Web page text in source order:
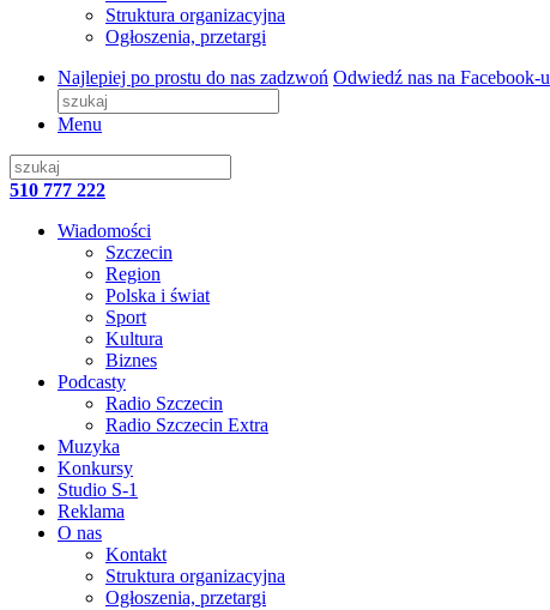
Struktura organizacyjna
Ogłoszenia, przetargi
Najlepiej po prostu do nas zadzwoń Odwiedź nas na Facebook-u
Menu
510 777 222
Wiadomości
Szczecin
Region
Polska i świat
Sport
Kultura
Biznes
Podcasty
Radio Szczecin
Radio Szczecin Extra
Muzyka
Konkursy
Studio S-1
Reklama
O nas
Kontakt
Struktura organizacyjna
Ogłoszenia, przetargi